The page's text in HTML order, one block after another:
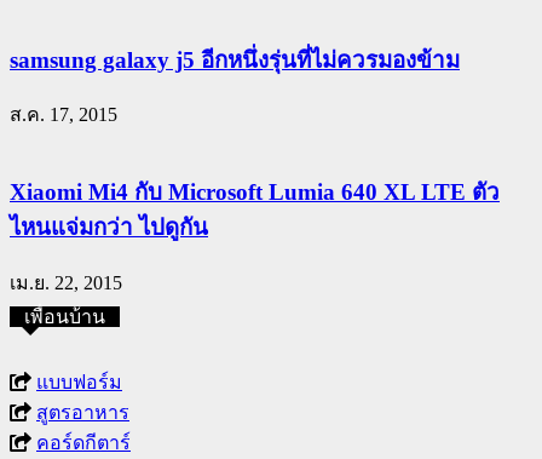
samsung galaxy j5 อีกหนึ่งรุ่นที่ไม่ควรมองข้าม
ส.ค. 17, 2015
Xiaomi Mi4 กับ Microsoft Lumia 640 XL LTE ตัว
ไหนแจ่มกว่า ไปดูกัน
เม.ย. 22, 2015
เพื่อนบ้าน
แบบฟอร์ม
สูตรอาหาร
คอร์ดกีตาร์